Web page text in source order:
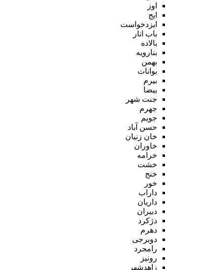
اوز
ایج
ایزدخواست
باب انار
بالاده
بنارویه
بهمن
بوانات
بیرم
بیضا
جنت شهر
جهرم
جویم
حسن آباد
خان زنیان
خاوران
خرامه
خشت
خنج
خور
داراب
داریان
دبیران
دژکرد
دهرم
دوبرجی
رامجرد
رونیز
زاهدشهر